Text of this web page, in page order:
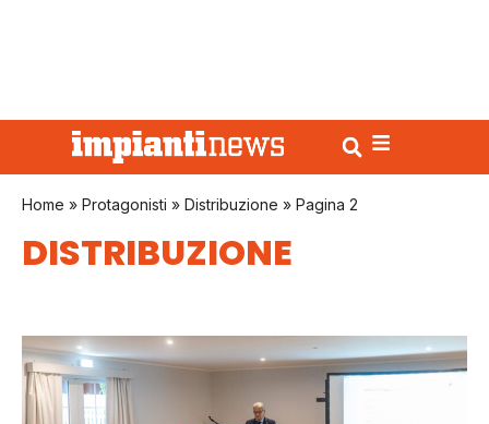
Home » Protagonisti » Distribuzione » Pagina 2
DISTRIBUZIONE